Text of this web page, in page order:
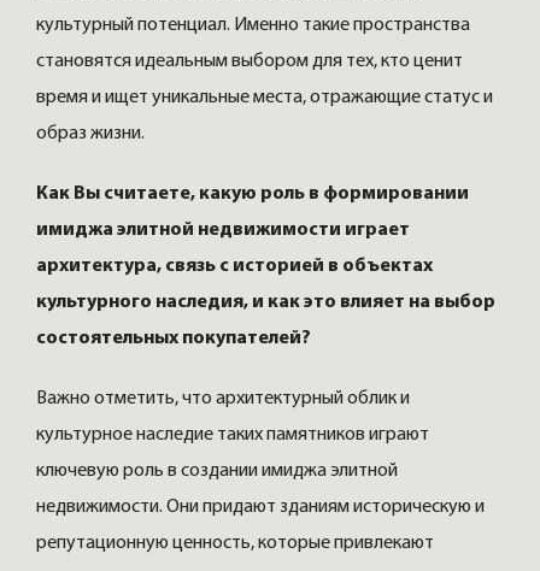
культурный потенциал. Именно такие пространства
становятся идеальным выбором для тех, кто ценит
время и ищет уникальные места, отражающие статус и
образ жизни.
Как Вы считаете, какую роль в формировании
имиджа элитной недвижимости играет
архитектура, связь с историей в объектах
культурного наследия, и как это влияет на выбор
состоятельных покупателей?
Важно отметить, что архитектурный облик и
культурное наследие таких памятников играют
ключевую роль в создании имиджа элитной
недвижимости. Они придают зданиям историческую и
репутационную ценность, которые привлекают